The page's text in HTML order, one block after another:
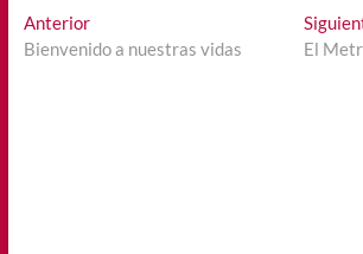
Navegación
de
AnteriorEntrada
anterior:
Bienvenido a nuestras vidas El